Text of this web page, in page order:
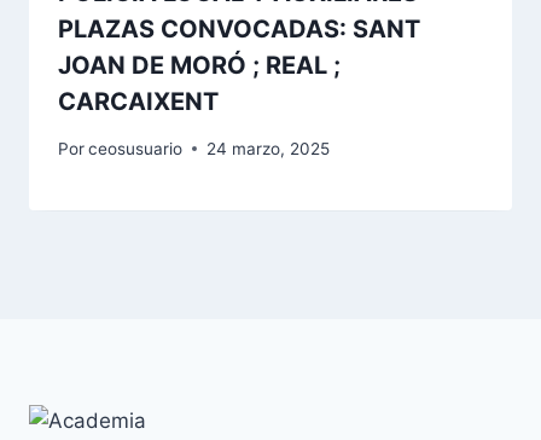
PLAZAS CONVOCADAS: SANT
JOAN DE MORÓ ; REAL ;
CARCAIXENT
Porceosusuario 24 marzo, 2025